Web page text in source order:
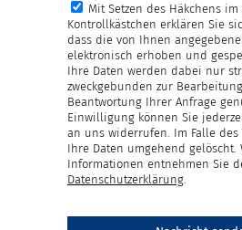
Mit Setzen des Häkchens
Kontrollkästchen erklären Sie
dass die von Ihnen
elektronisch erhoben und
Ihre Daten werden dabei nur
zweckgebunden zur
Beantwortung Ihrer Anfrage
Einwilligung können Sie
an uns widerrufen. Im Falle
Ihre Daten umgehend gelöscht.
Informationen entnehmen Sie
Datenschutzerklärung